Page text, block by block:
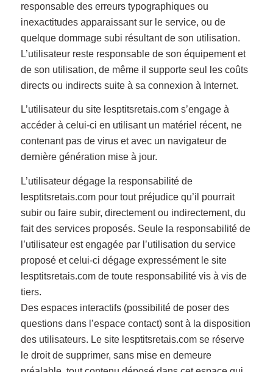
responsable des erreurs typographiques ou
inexactitudes apparaissant sur le service, ou de
quelque dommage subi résultant de son utilisation.
L’utilisateur reste responsable de son équipement et
de son utilisation, de même il supporte seul les coûts
directs ou indirects suite à sa connexion à Internet.
L’utilisateur du site lesptitsretais.com s’engage à
accéder à celui-ci en utilisant un matériel récent, ne
contenant pas de virus et avec un navigateur de
dernière génération mise à jour.
L’utilisateur dégage la responsabilité de
lesptitsretais.com pour tout préjudice qu’il pourrait
subir ou faire subir, directement ou indirectement, du
fait des services proposés. Seule la responsabilité de
l’utilisateur est engagée par l’utilisation du service
proposé et celui-ci dégage expressément le site
lesptitsretais.com de toute responsabilité vis à vis de
tiers.
Des espaces interactifs (possibilité de poser des
questions dans l’espace contact) sont à la disposition
des utilisateurs. Le site lesptitsretais.com se réserve
le droit de supprimer, sans mise en demeure